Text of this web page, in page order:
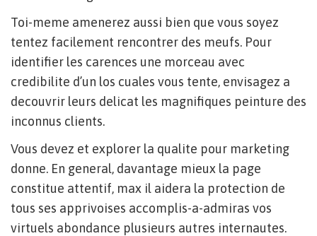
Toi-meme amenerez aussi bien que vous soyez
tentez facilement rencontrer des meufs. Pour
identifier les carences une morceau avec
credibilite d’un los cuales vous tente, envisagez a
decouvrir leurs delicat les magnifiques peinture des
inconnus clients.
Vous devez et explorer la qualite pour marketing
donne. En general, davantage mieux la page
constitue attentif, max il aidera la protection de
tous ses apprivoises accomplis-a-admiras vos
virtuels abondance plusieurs autres internautes.